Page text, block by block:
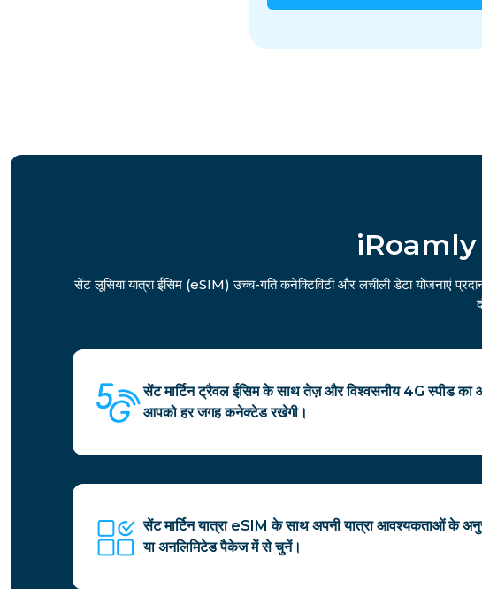
iRoamly
सेंट लूसिया यात्रा ईसिम (eSIM) उच्च-गति कनेक्टिविटी और लचीली डेटा योजनाएं
सेंट मार्टिन ट्रैवल ईसिम के साथ तेज़ और विश्वसनीय 4G स्पीड
आपको हर जगह कनेक्टेड रखेगी।
सेंट मार्टिन यात्रा eSIM के साथ अपनी यात्रा आवश्यकताओं के
या अनलिमिटेड पैकेज में से चुनें।